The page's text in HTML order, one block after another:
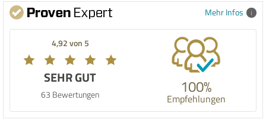
Mehr Infos
4,92 von 5
SEHR GUT
63 Bewertungen 100%
Empfehlungen